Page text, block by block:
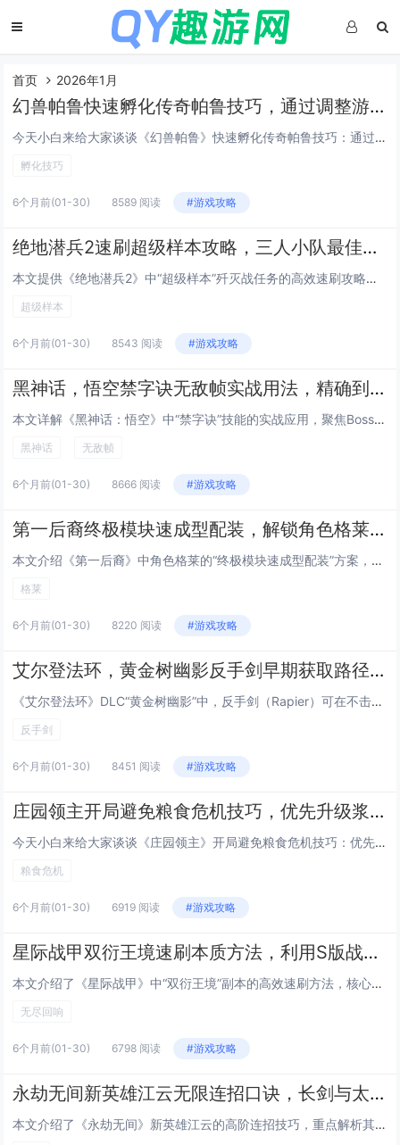
首页 2026年1月
幻兽帕鲁快速孵化传奇帕鲁技巧，通过调整游戏内时间与特定食物组合可大幅缩短孵化等待
今天小白来给大家谈谈《幻兽帕鲁》快速孵化传奇帕鲁技巧：通过调整游戏内时间与特定食物组合可大幅缩短孵化等待。，以及对应的知识点，希望对大家有所帮助，不要忘了收藏本站呢今天给各位分享《幻兽帕鲁》快速孵化传奇帕鲁技巧：通过调整游戏内时间与特定食物...
孵化技巧
6个月前(01-30) 8589 阅读 #游戏攻略
绝地潜兵2速刷超级样本攻略，三人小队最佳路线推荐，高效通关高难度歼灭战任务
本文提供《绝地潜兵2》中“超级样本”歼灭战任务的高效速刷攻略，聚焦三人小队协同作战，推荐最优路线：开局直取西北主样本点，途中清理关键敌方炮台与补给站；第二阶段分兵控制东西双侧高台，压制增援波次；最终集中火力速破核心样本容器，强调角色搭配（1...
超级样本
6个月前(01-30) 8543 阅读 #游戏攻略
黑神话，悟空禁字诀无敌帧实战用法，精确到帧的Boss战躲避与反击连招指南
本文详解《黑神话：悟空》中“禁字诀”技能的实战应用，聚焦Boss战中的无敌帧机制，通过逐帧分析，指出禁字诀在释放瞬间（第3–8帧）拥有完全无敌效果，可精准规避Boss关键大招（如金箍棒砸地、火眼金睛锁定技），配合翻滚节奏与蓄力时机，可实现“...
黑神话 无敌帧
6个月前(01-30) 8666 阅读 #游戏攻略
第一后裔终极模块速成型配装，解锁角色格莱后的低成本毕业Build方案
本文介绍《第一后裔》中角色格莱的“终极模块速成型配装”方案，主打低成本、高效率达成毕业强度，该Build围绕格莱的高机动性与模块协同机制设计，优先选用易获取的紫色/金色通用模块（如“过载脉冲”“相位偏移核心”），搭配低稀有度但高泛用性的武器...
格莱
6个月前(01-30) 8220 阅读 #游戏攻略
艾尔登法环，黄金树幽影反手剑早期获取路径，无需击败Boss，10分钟跑图拿到DLC强力武器
《艾尔登法环》DLC“黄金树幽影”中，反手剑（Rapier）可在不击败任何Boss的前提下，通过约10分钟的高效跑图流程早期获取，该路线避开高难度区域与强制战斗，利用地图机制快速抵达隐藏宝箱位置——位于“影之渊”边缘一处隐蔽洞窟内，玩家只需...
反手剑
6个月前(01-30) 8451 阅读 #游戏攻略
庄园领主开局避免粮食危机技巧，优先升级浆果丛与狩猎小屋的精准时间节点
今天小白来给大家谈谈《庄园领主》开局避免粮食危机技巧：优先升级浆果丛与狩猎小屋的精准时间节点。，以及对应的知识点，希望对大家有所帮助，不要忘了收藏本站呢今天给各位分享《庄园领主》开局避免粮食危机技巧：优先升级浆果丛与狩猎小屋的精准时间节点。...
粮食危机
6个月前(01-30) 6919 阅读 #游戏攻略
星际战甲双衍王境速刷本质方法，利用S版战甲单刷无尽回响循环效率提升300%
本文介绍了《星际战甲》中“双衍王境”副本的高效速刷方法，核心在于使用S系（Sentient）战甲进行单人无尽回响循环，该策略通过精准利用S系战甲的高生存能力、群体控制与快速清怪机制（如Nidus的寄生、Hydroid的潮汐涌流或Wukong...
无尽回响
6个月前(01-30) 6798 阅读 #游戏攻略
永劫无间新英雄江云无限连招口诀，长剑与太刀切换取消后摇的实战combo
本文介绍了《永劫无间》新英雄江云的高阶连招技巧，重点解析其长剑与太刀双武器切换取消后摇的核心机制，通过精准的武器切换时机（如长剑重击后接太刀轻击、或太刀升龙后瞬切长剑），可无缝衔接技能、规避硬直，实现流畅无限连招，文中还提供了实用口诀，如“...